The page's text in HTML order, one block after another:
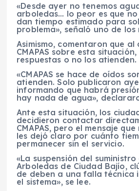
«Desde ayer no tenemos
arboledas… lo peor es que
dan tiempo estimado para
problema», señaló uno de
Asimismo, comentaron que al
CMAPAS sobre esta
respuestas o no los atienden.
«CMAPAS se hace de oídos
atienden. Solo publicaron
informando que habrá
hay nada de agua»,
Ante esta situación, los
decidieron contactar
CMAPAS, pero el mensaje
les dejó claro por cuánto
permanecer sin el servicio.
«La suspensión del
Arboledas de Ciudad Bajío,
de deben a una falla técnica
el sistema», se lee.